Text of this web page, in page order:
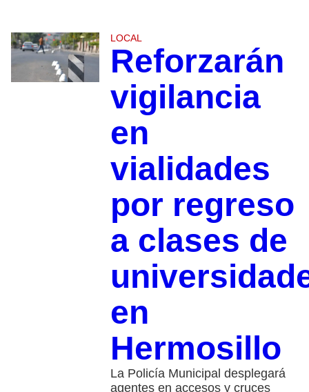
LOCAL
Reforzarán
vigilancia
en
vialidades
por regreso
a clases de
en
Hermosillo
La Policía Municipal desplegará
agentes en accesos y cruces